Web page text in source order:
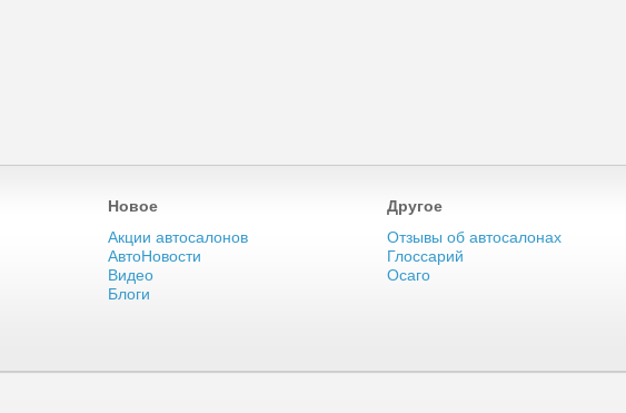
Новое
Другое
Акции автосалонов
АвтоНовости
Видео
Блоги
Отзывы об автосалонах
Глоссарий
Осаго